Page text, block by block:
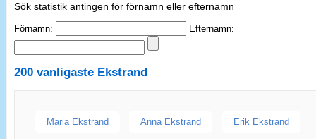
Sök statistik antingen för förnamn eller efternamn
Förnamn: Efternamn:
200 vanligaste Ekstrand
Maria Ekstrand Anna Ekstrand Erik Ekstrand